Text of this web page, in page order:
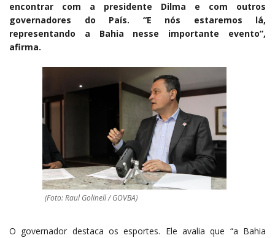
encontrar com a presidente Dilma e com outros
governadores do País. “E nós estaremos lá,
representando a Bahia nesse importante evento”,
afirma.
(Foto: Raul Golinell / GOVBA)
O governador destaca os esportes. Ele avalia que “a Bahia